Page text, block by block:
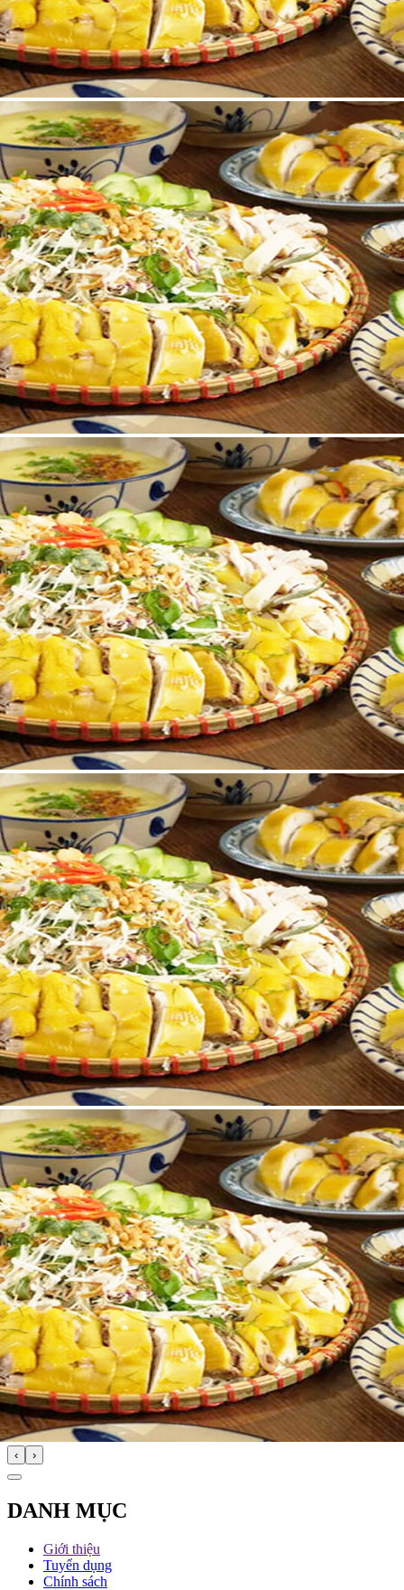
‹ ›
DANH MỤC
Giới thiệu
Tuyển dụng
Chính sách